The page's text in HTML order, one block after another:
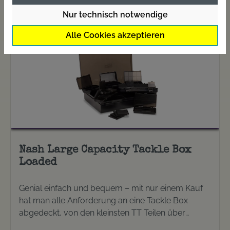
Alle Cookies akzeptieren
Nur technisch notwendige
Nash Large Capacity Tackle Box
Loaded
Genial einfach und bequem – mit nur einem Kauf
hat man alle Anforderung an eine Tackle Box
abgedeckt, von den kleinsten TT Teilen über